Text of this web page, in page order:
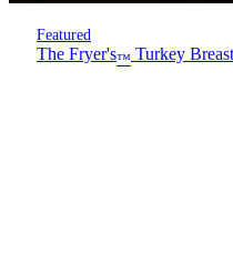
Featured
The Fryer's™ Turkey